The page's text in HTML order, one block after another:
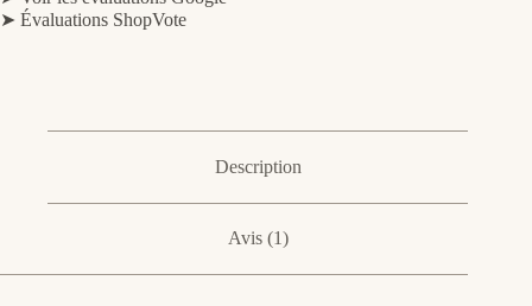
➤ Évaluations ShopVote
Description
Avis (1)